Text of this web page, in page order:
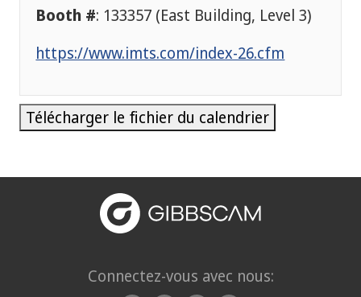
Booth #: 133357 (East Building, Level 3)
https://www.imts.com/index-26.cfm
Télécharger le fichier du calendrier
Connectez-vous avec nous: